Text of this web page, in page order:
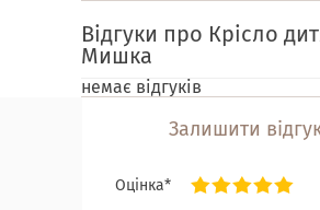
Відгуки про Крісло
Мишка
немає відгуків
Залишити
Оцінка*